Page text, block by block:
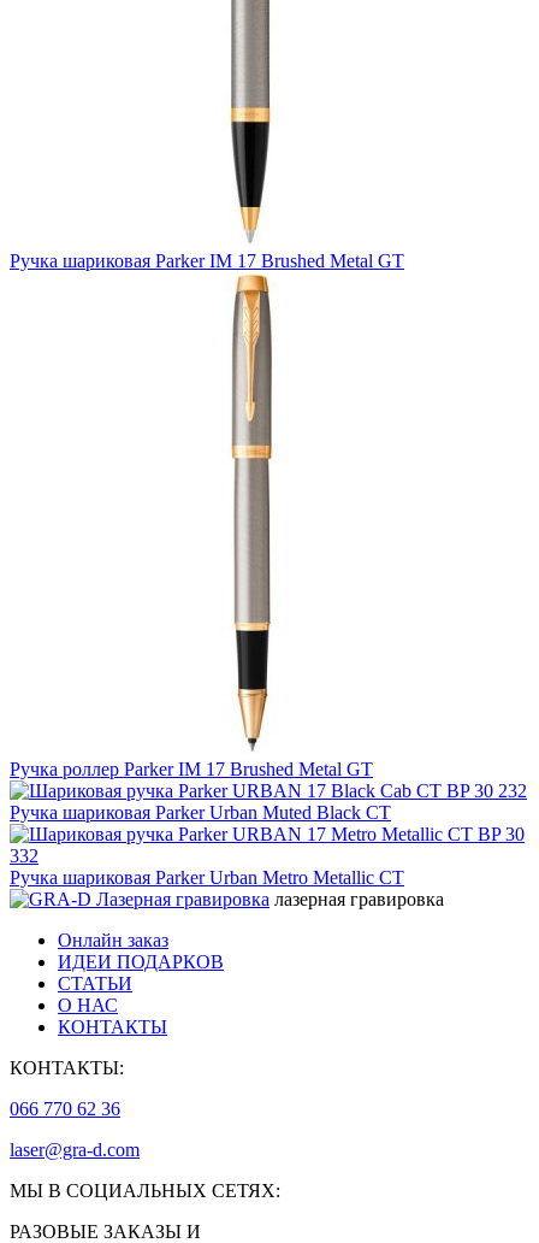
Ручка шариковая Parker IM 17 Brushed Metal GT
Ручка роллер Parker IM 17 Brushed Metal GT
Ручка шариковая Parker Urban Muted Black CT
Ручка шариковая Parker Urban Metro Metallic CT
лазерная гравировка
Онлайн заказ
ИДЕИ ПОДАРКОВ
СТАТЬИ
О НАС
КОНТАКТЫ
КОНТАКТЫ:
066 770 62 36
laser@gra-d.com
МЫ В СОЦИАЛЬНЫХ СЕТЯХ:
РАЗОВЫЕ ЗАКАЗЫ И